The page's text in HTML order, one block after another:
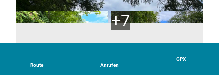
Route Anrufen
GPX